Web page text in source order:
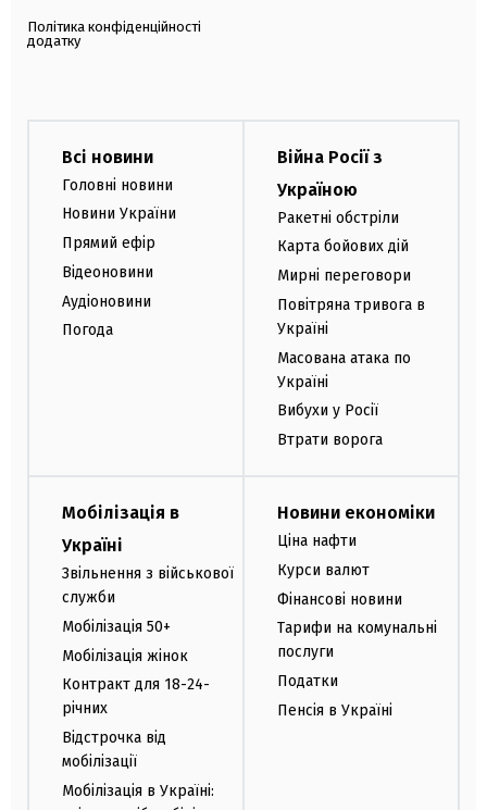
Політика конфіденційності
додатку
Всі новини
Головні новини
Новини України
Прямий ефір
Відеоновини
Аудіоновини
Погода
Війна Росії з
Україною
Ракетні обстріли
Карта бойових дій
Мирні переговори
Повітряна тривога в
Україні
Масована атака по
Україні
Вибухи у Росії
Втрати ворога
Мобілізація в
Україні
Звільнення з військової
служби
Мобілізація 50+
Мобілізація жінок
Контракт для 18-24-
річних
Відстрочка від
мобілізації
Мобілізація в Україні:
Новини економіки
Ціна нафти
Курси валют
Фінансові новини
Тарифи на комунальні
послуги
Податки
Пенсія в Україні